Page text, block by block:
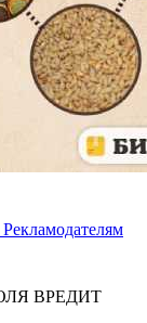
Рекламодателям
ВРЕДИТ